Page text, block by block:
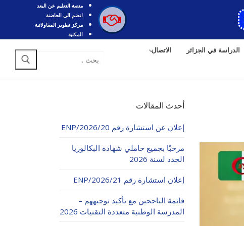
منصة التعليم عن البعد
انضم الى الحاضنة
مركز تطوير المقاولاتية
المكتبة
الدراسة في الجزائر الاتصال
أحدث المقالات
إعلان عن استشارة رقم 20/ENP/2026
مرحبًا بجميع حاملي شهادة البكالوريا
الجدد لسنة 2026
إعلان استشارة رقم 21/ENP/2026
قائمة الناجحين مع تأكيد توجيههم –
المدرسة الوطنية متعددة التقنيات 2026